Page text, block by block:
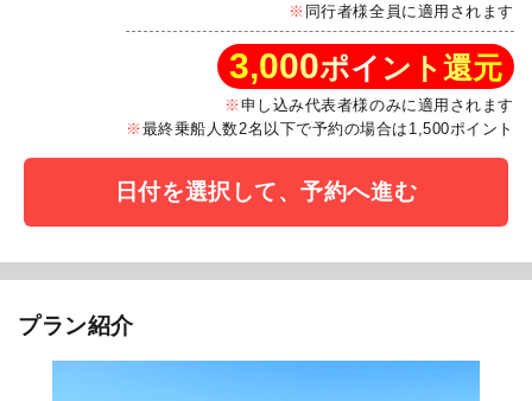
同行者様全員に適用されます
3,000ポイント還元
申し込み代表者様のみに適用されます
最終乗船人数2名以下で予約の場合は1,500ポイント
日付を選択して、予約へ進む
プラン紹介